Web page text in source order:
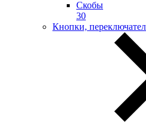
Скобы
30
Кнопки,